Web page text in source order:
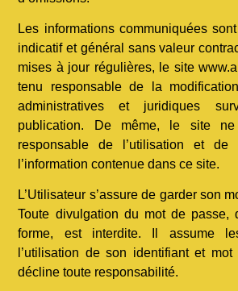
Les informations communiquées
indicatif et général sans valeur
mises à jour régulières, le site
tenu responsable de la
administratives et juridiques
publication. De même, le site
responsable de l’utilisation et de
l’information contenue dans ce site.
L’Utilisateur s’assure de garder son
Toute divulgation du mot de passe,
forme, est interdite. Il assume
l’utilisation de son identifiant et
décline toute responsabilité.